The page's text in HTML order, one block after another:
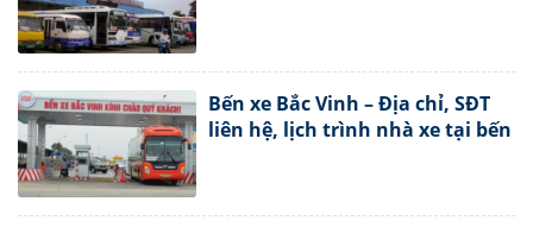
Bến xe Bắc Vinh – Địa chỉ, SĐT
liên hệ, lịch trình nhà xe tại bến